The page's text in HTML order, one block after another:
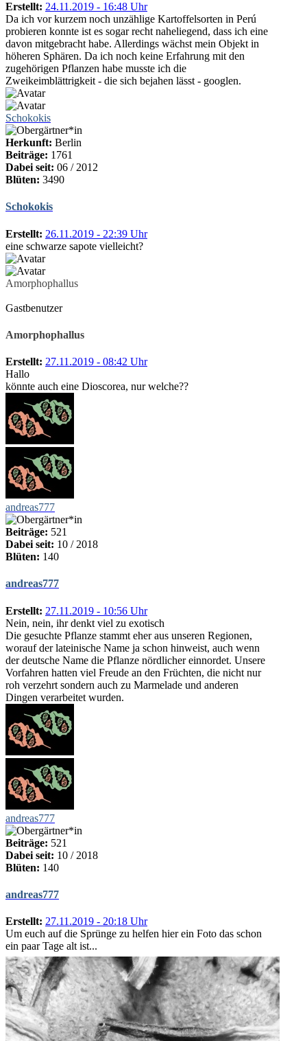
Erstellt: 24.11.2019 - 16:48 Uhr
Da ich vor kurzem noch unzählige Kartoffelsorten in Perú
probieren konnte ist es sogar recht naheliegend, dass ich eine
davon mitgebracht habe. Allerdings wächst mein Objekt in
höheren Sphären. Da ich noch keine Erfahrung mit den
zugehörigen Pflanzen habe musste ich die
Zweikeimblättrigkeit - die sich bejahen lässt - googlen.
Schokokis
Herkunft: Berlin
Beiträge: 1761
Dabei seit: 06 / 2012
Blüten: 3490
Schokokis
Erstellt: 26.11.2019 - 22:39 Uhr
eine schwarze sapote vielleicht?
Amorphophallus
Gastbenutzer
Amorphophallus
Erstellt: 27.11.2019 - 08:42 Uhr
Hallo
könnte auch eine Dioscorea, nur welche??
andreas777
Beiträge: 521
Dabei seit: 10 / 2018
Blüten: 140
andreas777
Erstellt: 27.11.2019 - 10:56 Uhr
Nein, nein, ihr denkt viel zu exotisch
Die gesuchte Pflanze stammt eher aus unseren Regionen,
worauf der lateinische Name ja schon hinweist, auch wenn
der deutsche Name die Pflanze nördlicher einnordet. Unsere
Vorfahren hatten viel Freude an den Früchten, die nicht nur
roh verzehrt sondern auch zu Marmelade und anderen
Dingen verarbeitet wurden.
andreas777
Beiträge: 521
Dabei seit: 10 / 2018
Blüten: 140
andreas777
Erstellt: 27.11.2019 - 20:18 Uhr
Um euch auf die Sprünge zu helfen hier ein Foto das schon
ein paar Tage alt ist...